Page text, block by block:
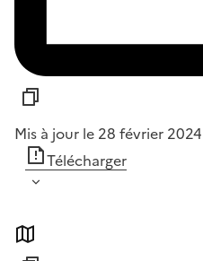
Mis à jour le 28 février 2024
Télécharger